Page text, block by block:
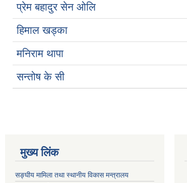
प्रेम बहादुर सेन ओलि
हिमाल खड्का
मनिराम थापा
सन्तोष के सी
मुख्य लिंक
सङ्घीय मामिला तथा स्थानीय विकास मन्त्रालय